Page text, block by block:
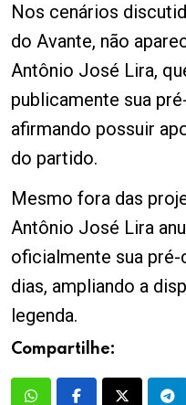
Nos cenários
do Avante, não
Antônio José Lira,
publicamente sua
afirmando possuir
do partido.
Mesmo fora das
Antônio José Lira
oficialmente sua
dias, ampliando a
legenda.
Compartilhe: